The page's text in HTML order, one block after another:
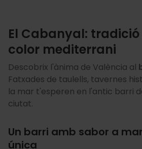
El Cabanyal:
color mediterrani
Descobrix l'ànima de València al
Fatxades de taulells, tavernes
la mar t'esperen en l'antic barri
ciutat.
Un barri amb sabor a
única